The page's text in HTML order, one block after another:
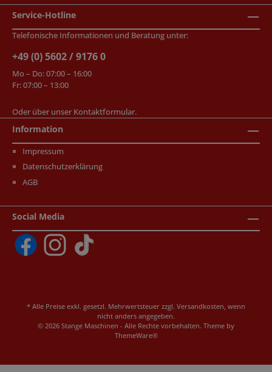
Service-Hotline
Telefonische Informationen und Beratung unter:
+49 (0) 5602 / 9176 0
Mo – Do: 07:00 – 16:00
Fr: 07:00 – 13:00
Oder über unser Kontaktformular.
Information
Impressum
Datenschutzerklärung
AGB
Social Media
* Alle Preise exkl. gesetzl. Mehrwertsteuer zzgl. Versandkosten, wenn
nicht anders angegeben.
© 2026 Stange Maschinen - Alle Rechte vorbehalten. Theme by
ThemeWare®